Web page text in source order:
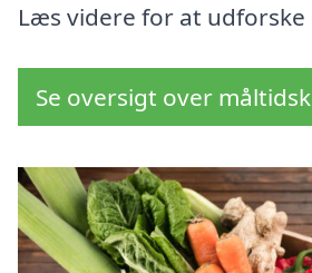
Læs videre for at
Se oversigt over